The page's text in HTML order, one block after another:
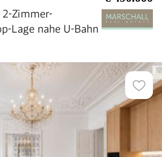
Zimmer-
Lage nahe U-Bahn